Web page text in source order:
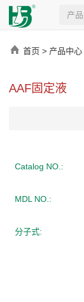
首页 > 产品中心
AAF固定液
Catalog NO.:
MDL NO.:
分子式: